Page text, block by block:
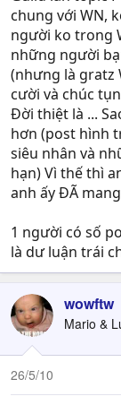
chung với WN,
người ko trong
những người
(nhưng là gratz
cười và chúc
Đời thiệt là ...
hơn (post hình
siêu nhân và
hạn) Vì thế thì
anh ấy ĐÃ mang
1 người có số
là dư luận trái
wowftw
Mario &
26/5/10